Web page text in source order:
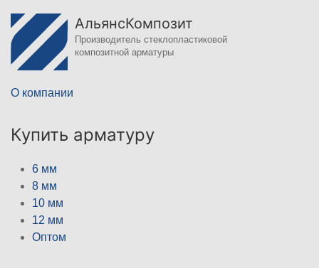
АльянсКомпозит
Производитель стеклопластиковой
композитной арматуры
О компании
Купить арматуру
6 мм
8 мм
10 мм
12 мм
Оптом